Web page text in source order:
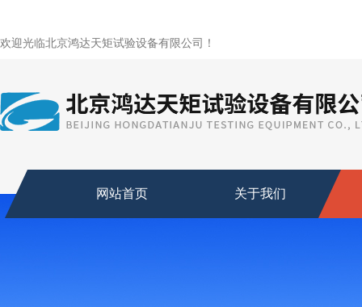
欢迎光临北京鸿达天矩试验设备有限公司！
网站首页 关于我们